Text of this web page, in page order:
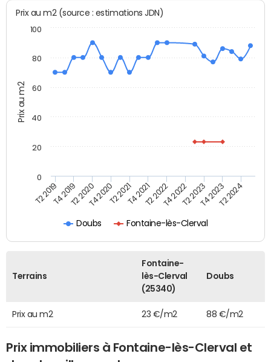
Prix au m2
Prix au m2 (source : estimations JDN)
Doubs Fontaine-lès-Clerval
T2 2019T4 2019T2 2020T4 2020T2 2021T4 2021T2 2022T4 2022T2 2023T4 2023T2 2024
0
20
40
60
80
100
Terrains
Fontaine-
lès-Clerval
(25340)
Doubs
Prix au m2 23 €/m2 88 €/m2
Prix immobiliers à Fontaine-lès-Clerval et